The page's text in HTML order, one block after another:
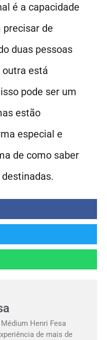
é a capacidade
precisar de
duas pessoas
outra está
pode ser um
estão
especial e
de como saber
Médium Henri Fesa
de mais de